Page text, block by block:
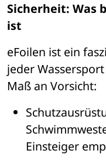
Sicherheit: Was
ist
eFoilen ist ein
jeder
Maß an Vorsicht:
Schutzausrü
Einsteiger